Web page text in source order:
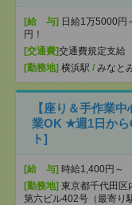
[給 与] 日給1万5000
円！
[交通費]交通費規定支給
[勤務地] 横浜駅 / みなと
【座り＆手作業
業OK ★週1日か
ト]
[給 与] 時給1,400円～
[勤務地] 東京都千代田区
第六ビル402号（最寄り